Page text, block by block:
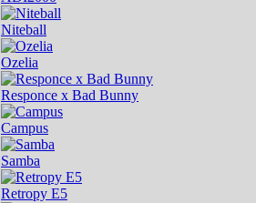
Niteball
Ozelia
Responce x Bad Bunny
Campus
Samba
Retropy E5